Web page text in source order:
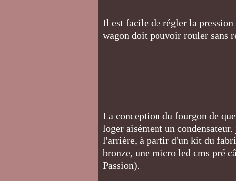
Il est facile de régler la pression
wagon doit pouvoir rouler sans
La conception du fourgon de
loger aisément un
l'arrière, à partir d'un kit du
bronze, une micro led cms pré
Passion).